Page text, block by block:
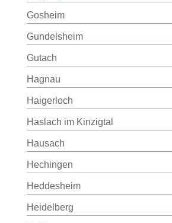
Gosheim
Gundelsheim
Gutach
Hagnau
Haigerloch
Haslach im Kinzigtal
Hausach
Hechingen
Heddesheim
Heidelberg